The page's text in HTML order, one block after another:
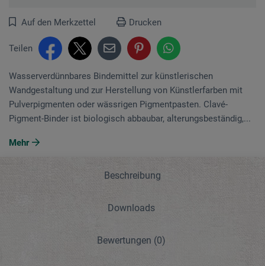
Auf den Merkzettel Drucken
Teilen
Wasserverdünnbares Bindemittel zur künstlerischen
Wandgestaltung und zur Herstellung von Künstlerfarben mit
Pulverpigmenten oder wässrigen Pigmentpasten. Clavé-
Pigment-Binder ist biologisch abbaubar, alterungsbeständig,...
Mehr
Beschreibung
Downloads
Bewertungen (0)